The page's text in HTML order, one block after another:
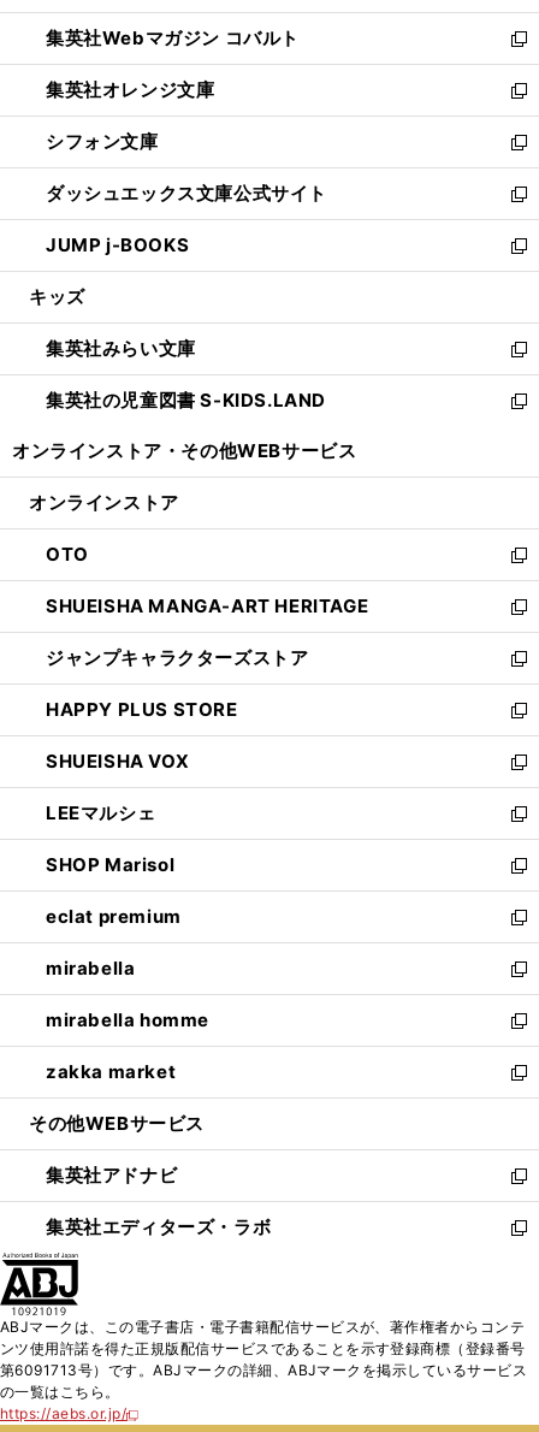
開
く
ウ
で
開
く
ン
ド
ウ
で
開
く
ウ
ィ
ン
ド
ウ
で
開
く
集英社Webマガジン コバルト
新
し
い
ウ
ィ
ン
ド
ウ
で
開
集英社オレンジ文庫
新
し
い
ウ
ィ
ン
ド
ウ
開
く
シフォン文庫
新
し
い
ウ
ィ
ン
ウ
で
開
く
ダッシュエックス文庫公式サイト
新
し
い
ウ
ン
ド
ウ
で
JUMP j-BOOKS
新
し
ウ
ィ
ン
ド
開
キッズ
集英社みらい文庫
新
し
い
ン
ウ
で
開
く
集英社の児童図書 S-KIDS.LAND
新
ウ
ン
ド
ウ
で
開
く
オンラインストア・ その他WEBサービス
オンラインストア
OTO
新
し
い
ウ
ィ
ン
ド
ウ
で
開
く
SHUEISHA MANGA-ART HERITAGE
新
し
い
ウ
ィ
ン
ド
ウ
で
開
く
ジャンプキャラクターズストア
新
し
い
ウ
ィ
ン
ド
ウ
で
開
く
HAPPY PLUS STORE
新
し
い
ウ
ィ
ン
ド
ウ
で
開
く
SHUEISHA VOX
新
し
い
ウ
ィ
ン
ド
ウ
で
開
く
LEEマルシェ
新
し
い
ウ
ィ
ン
ド
ウ
で
開
く
SHOP Marisol
新
し
い
ウ
ィ
ン
ド
ウ
で
開
eclat premium
新
し
い
ウ
ィ
ン
ド
ウ
開
く
mirabella
新
し
い
ウ
ィ
ン
ウ
で
開
く
mirabella homme
新
し
い
ウ
ン
ド
ウ
で
zakka market
新
し
ウ
ィ
ン
ド
く
その他WEBサービス
集英社アドナビ
新
し
い
ド
ウ
で
集英社エディターズ・ラボ
新
ィ
ン
ABJマークは、この電子書店・電子書籍配信サービスが、著作権者からコンテ
ンツ使用許諾を得た正規版配信サービスであることを示す登録商標（登録番号
第6091713号）です。ABJマークの詳細、ABJマークを掲示しているサービス
の一覧はこちら。
https://aebs.or.jp/
新